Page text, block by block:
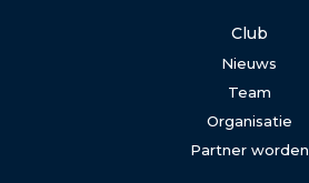
Club
Nieuws
Team
Organisatie
Partner worden